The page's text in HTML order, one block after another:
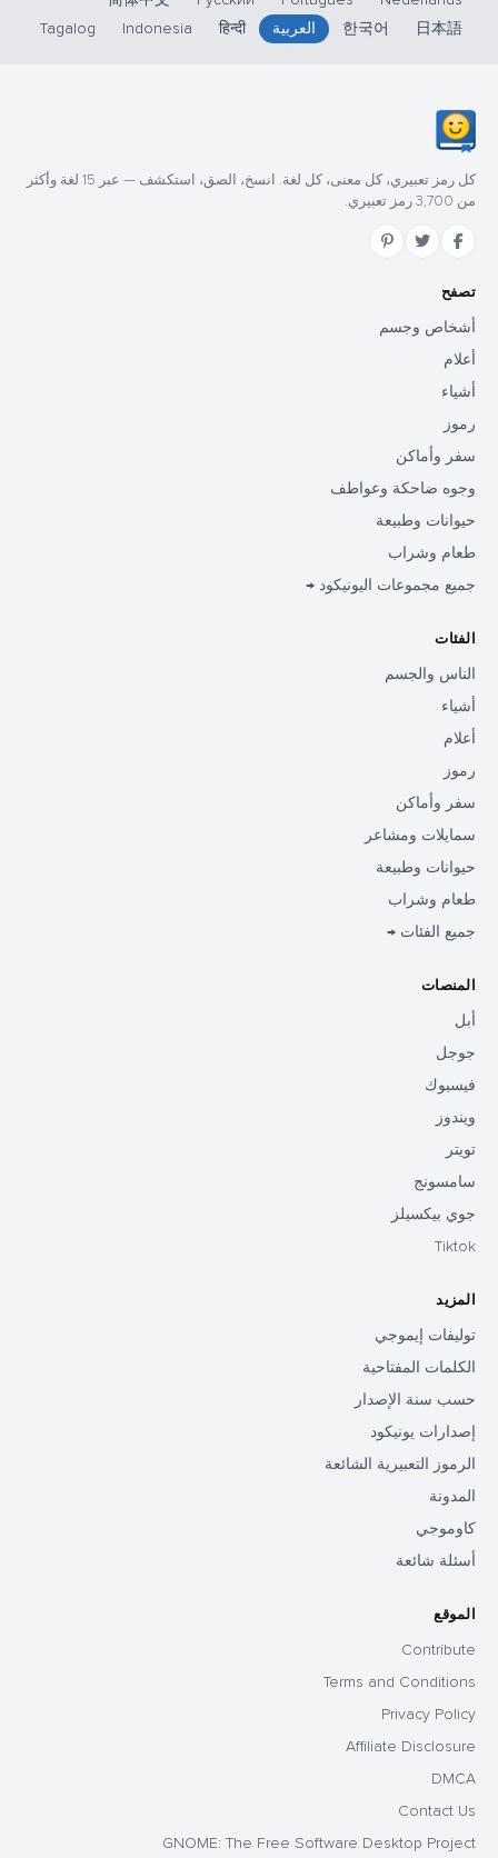
日本語
한국어 العربية हिन्दी
Indonesia
Tagalog
كل رمز تعبيري، كل معنى، كل لغة. انسخ، الصق، استكشف — عبر 15 لغة وأكثر
من 3,700 رمز تعبيري.
تصفح
أشخاص وجسم
أعلام
أشياء
رموز
سفر وأماكن
وجوه ضاحكة وعواطف
حيوانات وطبيعة
طعام وشراب
جميع مجموعات اليونيكود →
الفئات
الناس والجسم
أشياء
أعلام
رموز
سفر وأماكن
سمايلات ومشاعر
حيوانات وطبيعة
طعام وشراب
جميع الفئات →
المنصات
أبل
جوجل
فيسبوك
ويندوز
تويتر
سامسونج
جوي بيكسيلز
Tiktok
المزيد
توليفات إيموجي
الكلمات المفتاحية
حسب سنة الإصدار
إصدارات يونيكود
الرموز التعبيرية الشائعة
المدونة
كاوموجي
أسئلة شائعة
الموقع
Contribute
Terms and Conditions
Privacy Policy
Affiliate Disclosure
DMCA
Contact Us
GNOME: The Free Software Desktop Project